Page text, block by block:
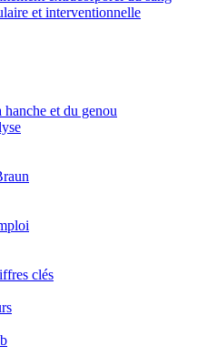
nous.
et interventionnelle
et du genou
clés